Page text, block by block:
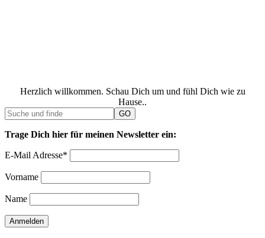
Herzlich willkommen. Schau Dich um und fühl Dich wie zu
Hause..
Trage Dich hier für meinen Newsletter ein:
E-Mail Adresse*
Vorname
Name